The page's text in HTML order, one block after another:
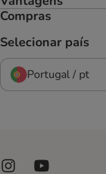
Compras
Selecionar país
Portugal / pt